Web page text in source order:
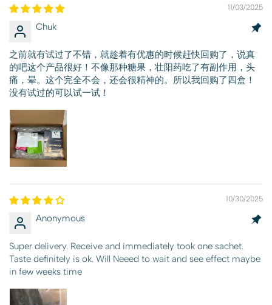
11/03/2025
Chuk
之前就有试过了不错，就趁着有优惠的时候赶快回购了，说真
的吧这个产品很好！不像那种糖果，壮阳药吃了有副作用，头
痛，晕。这个完全不会，还会很精神的。所以我回购了四盒！
没有试过的可以试一试！
10/30/2025
Anonymous
Super delivery. Receive and immediately took one sachet.
Taste definitely is ok. Will Neeed to wait and see effect maybe
in few weeks time